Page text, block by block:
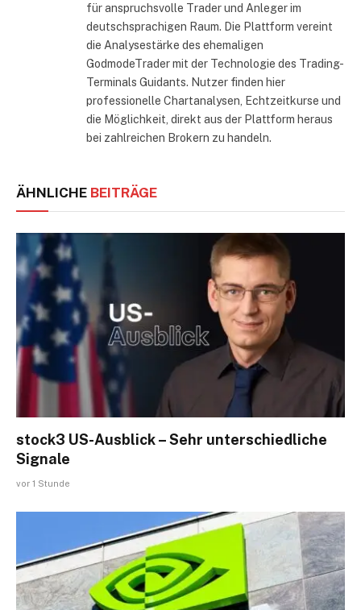
für anspruchsvolle Trader und Anleger im
deutschsprachigen Raum. Die Plattform vereint
die Analysestärke des ehemaligen
GodmodeTrader mit der Technologie des Trading-
Terminals Guidants. Nutzer finden hier
professionelle Chartanalysen, Echtzeitkurse und
die Möglichkeit, direkt aus der Plattform heraus
bei zahlreichen Brokern zu handeln.
ÄHNLICHE BEITRÄGE
stock3 US-Ausblick – Sehr unterschiedliche
Signale
vor 1 Stunde